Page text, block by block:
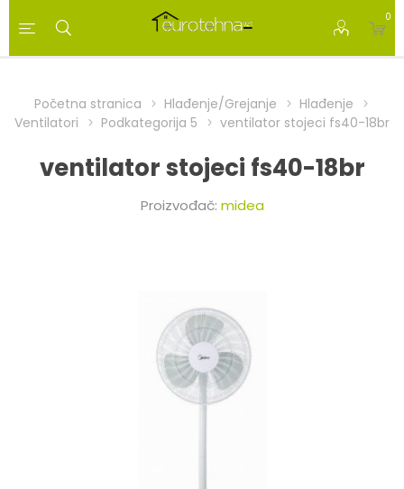
0
Početna stranica Hlađenje/Grejanje
Hlađenje
Ventilatori
Podkategorija 5 ventilator stojeci fs40-18br
ventilator stojeci fs40-18br
Proizvođač: midea